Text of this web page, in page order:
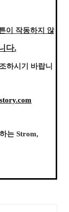
이 작동하지 않
다.
하시기 바랍니
는 Strom,